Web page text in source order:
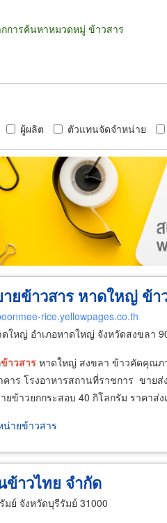
การค้นหาหมวดหมู่ ข้าวสาร
ผู้ผลิต ตัวแทนจัดจำหน่าย
ยข้าวสาร หาดใหญ่ ข้
rice.yellowpages.co.th
ใหญ่ อำเภอหาดใหญ่ จังหวัดสงขลา
ข้าวสาร หาดใหญ่ สงขลา ข้าวคัดคุณภ
าร โรงอาหารสถานที่ราชการ ขายส่ง
ยข้าวยกกระสอบ 40 กิโลกรัม ราคาส่
น่ายข้าวสาร
าวไทย จำกัด
มย์ จังหวัดบุรีรัมย์ 31000